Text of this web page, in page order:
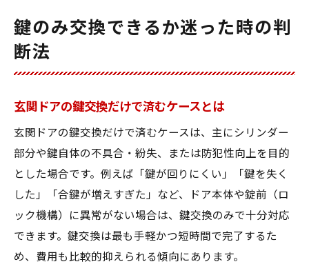
鍵のみ交換できるか迷った時の判
断法
玄関ドアの鍵交換だけで済むケースとは
玄関ドアの鍵交換だけで済むケースは、主にシリンダー
部分や鍵自体の不具合・紛失、または防犯性向上を目的
とした場合です。例えば「鍵が回りにくい」「鍵を失く
した」「合鍵が増えすぎた」など、ドア本体や錠前（ロ
ック機構）に異常がない場合は、鍵交換のみで十分対応
できます。鍵交換は最も手軽かつ短時間で完了するた
め、費用も比較的抑えられる傾向にあります。